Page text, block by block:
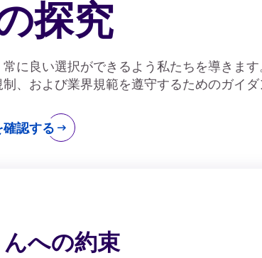
探究
に良い選択ができるよう私たちを導きま
、および業界規範を遵守するためのガイダ
認する
への約束